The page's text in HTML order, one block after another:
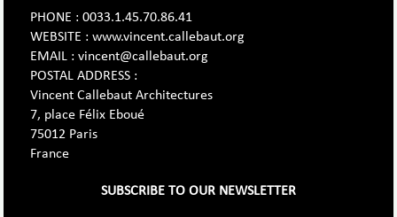
PHONE : 0033.1.45.70.86.41
WEBSITE : www.vincent.callebaut.org
EMAIL : vincent@callebaut.org
POSTAL ADDRESS :
Vincent Callebaut Architectures
7, place Félix Eboué
75012 Paris
France
SUBSCRIBE TO OUR NEWSLETTER